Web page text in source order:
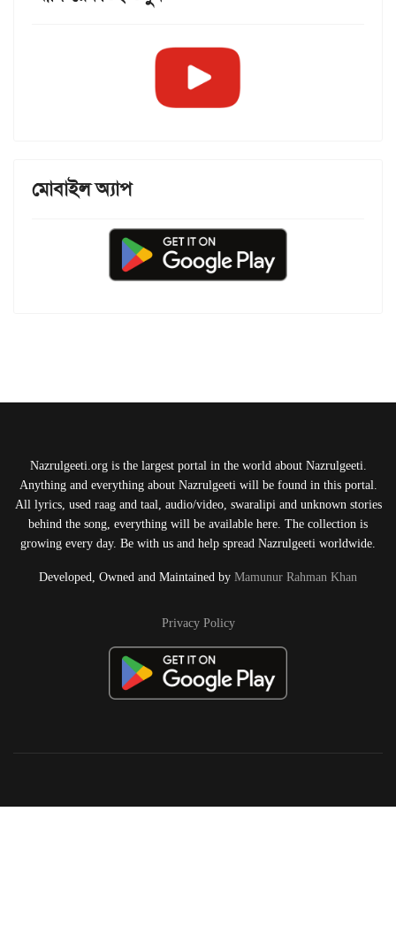
মোবাইল অ্যাপ
Nazrulgeeti.org is the largest portal in the world about Nazrulgeeti.
Anything and everything about Nazrulgeeti will be found in this portal.
All lyrics, used raag and taal, audio/video, swaralipi and unknown stories
behind the song, everything will be available here. The collection is
growing every day. Be with us and help spread Nazrulgeeti worldwide.
Developed, Owned and Maintained by Mamunur Rahman Khan
Privacy Policy